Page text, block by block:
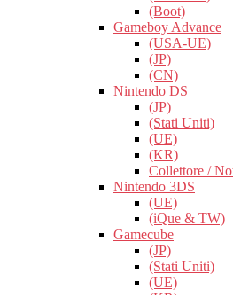
(Boot)
Gameboy Advance
(USA-UE)
(JP)
(CN)
Nintendo DS
(JP)
(Stati Uniti)
(UE)
(KR)
Collettore /
Nintendo 3DS
(UE)
(iQue & TW)
Gamecube
(JP)
(Stati Uniti)
(UE)